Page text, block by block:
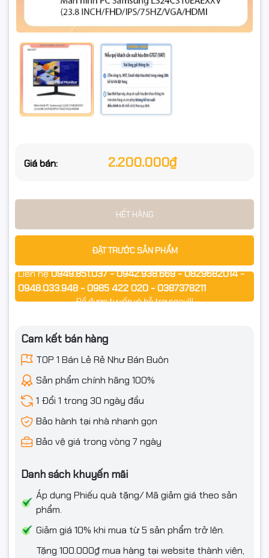
Giá bán: 2.200.000₫
HẾT HÀNG
ĐẶT TRƯỚC SẢN PHẨM
Liên hệ0949.851.037 - 0942.938.669 - 0829682014 -
0948.033.948 - 0985 422 020 - 0387378211
Để được tư vấn và hỗ trợ ngay!!!
Cam kết bán hàng
TOP 1 Bán Lẻ Rẻ Như Bán Buôn
Sản phẩm chính hãng 100%
1 Đổi 1 trong 30 ngày đầu
Bảo hành tại nhà nhanh gọn
Bảo vệ giá trong vòng 7 ngày
Danh sách khuyến mãi
Áp dụng Phiếu quà tặng/ Mã giảm giá theo sản
phẩm.
Giảm giá 10% khi mua từ 5 sản phẩm trở lên.
Tặng 100.000₫ mua hàng tại website thành viên,